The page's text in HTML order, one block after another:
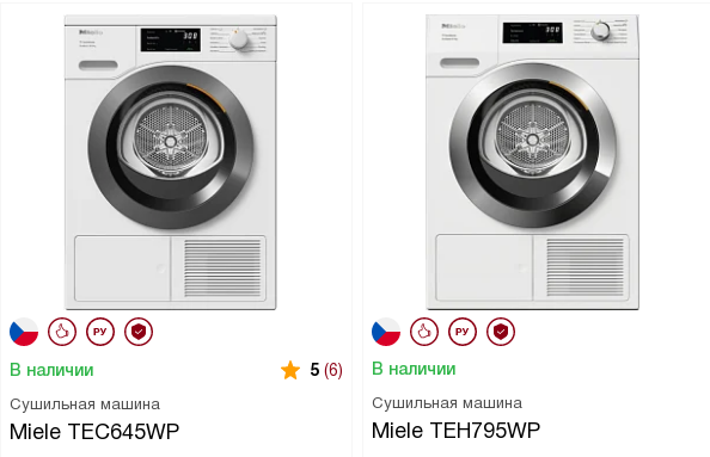
Сушильная машина
Miele TEC645WP
В наличии 5 (6)
Сушильная машина
Miele TEH795WP
В наличии